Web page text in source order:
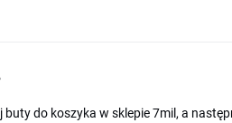
do koszyka w sklepie 7mil, a